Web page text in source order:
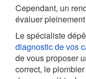
Cependant, un
évaluer
Le spécialiste
diagnostic de vos
de vous proposer
correct, le